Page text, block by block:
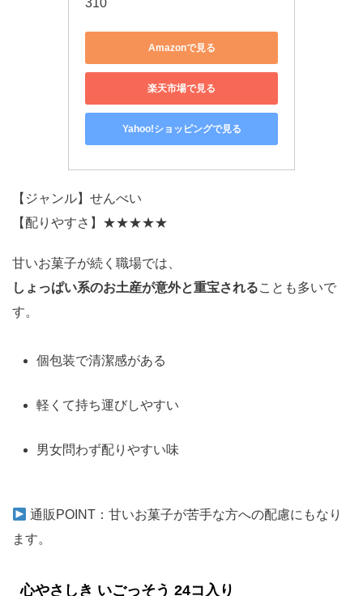
310
Amazonで見る
楽天市場で見る
Yahoo!ショッピングで見る
【ジャンル】せんべい
【配りやすさ】★★★★★
甘いお菓子が続く職場では、
しょっぱい系のお土産が意外と重宝されることも多いで
す。
個包装で清潔感がある
軽くて持ち運びしやすい
男女問わず配りやすい味
通販POINT：甘いお菓子が苦手な方への配慮にもなり
ます。
心やさしき いごっそう 24コ入り